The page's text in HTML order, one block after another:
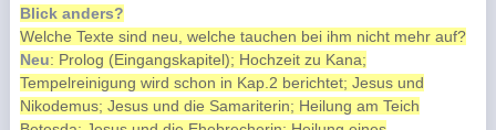
Blick anders?
Welche Texte sind neu, welche tauchen bei ihm nicht mehr auf?
Neu: Prolog (Eingangskapitel); Hochzeit zu Kana;
Tempelreinigung wird schon in Kap.2 berichtet; Jesus und
Nikodemus; Jesus und die Samariterin; Heilung am Teich